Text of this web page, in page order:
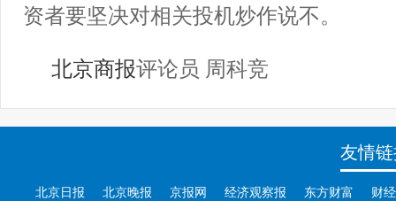
资者要坚决对相关投机炒作说不。
北京商报评论员 周科竞
友情
北京日报 北京晚报 京报网 经济观察报 东方财富 财